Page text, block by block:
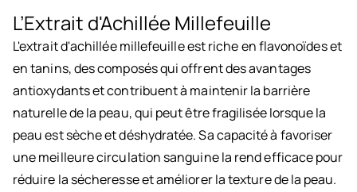
L’Extrait d'Achillée Millefeuille
L'extrait d'achillée millefeuille est riche en flavonoïdes et
en tanins, des composés qui offrent des avantages
antioxydants et contribuent à maintenir la barrière
naturelle de la peau, qui peut être fragilisée lorsque la
peau est sèche et déshydratée. Sa capacité à favoriser
une meilleure circulation sanguine la rend efficace pour
réduire la sécheresse et améliorer la texture de la peau.